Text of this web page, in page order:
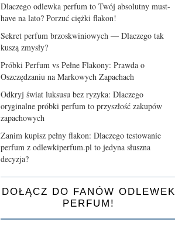
Dlaczego odlewka perfum to Twój absolutny must-
have na lato? Porzuć ciężki flakon!
Sekret perfum brzoskwiniowych — Dlaczego tak
kuszą zmysły?
Próbki Perfum vs Pełne Flakony: Prawda o
Oszczędzaniu na Markowych Zapachach
Odkryj świat luksusu bez ryzyka: Dlaczego
oryginalne próbki perfum to przyszłość zakupów
zapachowych
Zanim kupisz pełny flakon: Dlaczego testowanie
perfum z odlewkiperfum.pl to jedyna słuszna
decyzja?
DOŁĄCZ DO FANÓW ODLEWEK
PERFUM!